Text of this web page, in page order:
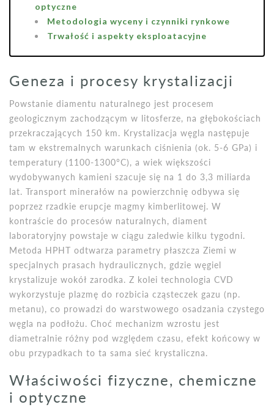
optyczne
Metodologia wyceny i czynniki rynkowe
Trwałość i aspekty eksploatacyjne
Geneza i procesy krystalizacji
Powstanie diamentu naturalnego jest procesem
geologicznym zachodzącym w litosferze, na głębokościach
przekraczających 150 km. Krystalizacja węgla następuje
tam w ekstremalnych warunkach ciśnienia (ok. 5-6 GPa) i
temperatury (1100-1300°C), a wiek większości
wydobywanych kamieni szacuje się na 1 do 3,3 miliarda
lat. Transport minerałów na powierzchnię odbywa się
poprzez rzadkie erupcje magmy kimberlitowej. W
kontraście do procesów naturalnych, diament
laboratoryjny powstaje w ciągu zaledwie kilku tygodni.
Metoda HPHT odtwarza parametry płaszcza Ziemi w
specjalnych prasach hydraulicznych, gdzie węgiel
krystalizuje wokół zarodka. Z kolei technologia CVD
wykorzystuje plazmę do rozbicia cząsteczek gazu (np.
metanu), co prowadzi do warstwowego osadzania czystego
węgla na podłożu. Choć mechanizm wzrostu jest
diametralnie różny pod względem czasu, efekt końcowy w
obu przypadkach to ta sama sieć krystaliczna.
Właściwości fizyczne, chemiczne
i optyczne